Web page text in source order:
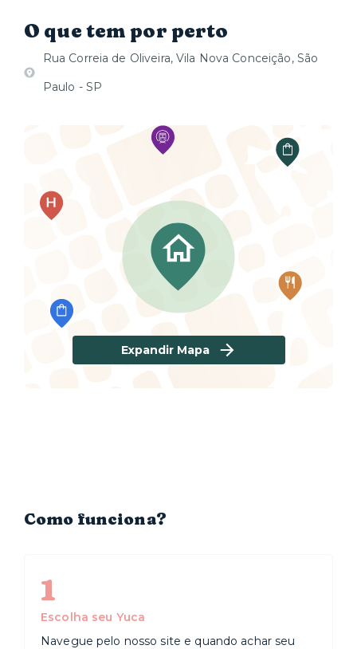
O que tem por perto
Rua Correia de Oliveira, Vila Nova Conceição, São
Paulo - SP
Expandir Mapa
Como funciona?
1
Escolha seu Yuca
Navegue pelo nosso site e quando achar seu